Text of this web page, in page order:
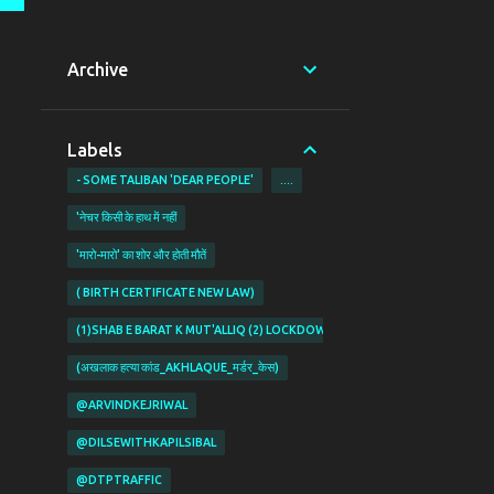
Archive
Labels
- SOME TALIBAN 'DEAR PEOPLE'
'नेचर किसी के हाथ में नहीं
'मारो-मारो' का शोर और होती मौतें
( BIRTH CERTIFICATE NEW LAW)
(1)SHAB E BARAT K MUT'ALLIQ (2) LOCKDOWN KI PABANDIYON K
(अखलाक हत्या कांड_AKHLAQUE_मर्डर_केस)
@ARVINDKEJRIWAL
@DILSEWITHKAPILSIBAL
@DTPTRAFFIC